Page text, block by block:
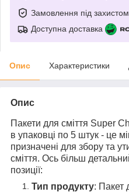
Замовлення під захистом
Доступна доставка
Опис Характеристики
Опис
Пакети для сміття Super
в упаковці по 5 штук - це
призначені для збору та
сміття. Ось більш
позиції:
Тип продукту: Пакет